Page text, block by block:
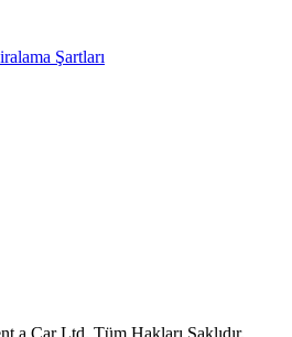
Şartları